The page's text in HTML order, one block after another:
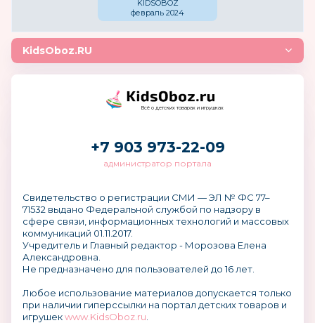
для детей и родителей
Торговые сети (Лента, Ашан и пр.)
Начинающих предпринимателей
Магазины, предприятия розничной
Розничных покупателей
KIDSOBOZ
февраль 2024
KidsOboz.RU
Всё о детских товарах и игрушках
+7 903 973-22-09
администратор портала
Свидетельство о регистрации СМИ — ЭЛ № ФС 77–
71532 выдано Федеральной службой по надзору в
сфере связи, информационных технологий и массовых
коммуникаций 01.11.2017.
Учредитель и Главный редактор - Морозова Елена
Александровна.
Не предназначено для пользователей до 16 лет.
Любое использование материалов допускается только
при наличии гиперссылки на портал детских товаров и
игрушекwww.KidsOboz.ru